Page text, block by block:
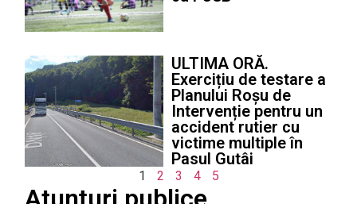
ULTIMA ORĂ.
Exercițiu de testare a
Planului Roșu de
Intervenție pentru un
accident rutier cu
victime multiple în
Pasul Gutâi
1 2 3 4 5